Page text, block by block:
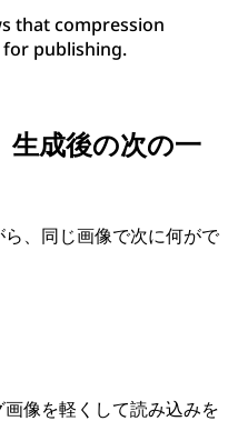
that compression
for publishing.
成後の次の一
、同じ画像で次に何がで
像を軽くして読み込みを